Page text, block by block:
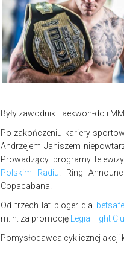
Były zawodnik Taekwon-do i
Po zakończeniu kariery
Andrzejem Janiszem
Prowadzący programy
Polskim Radiu . Ring
Copacabana.
Od trzech lat bloger dla
m.in. za promocję
Legia Fight
Pomysłodawca cyklicznej akcji